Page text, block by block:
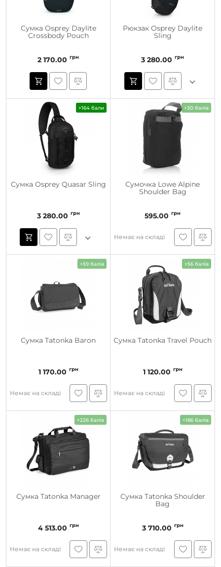
Сумка Osprey Daylite
Crossbody Pouch
2 170.00 грн
Рюкзак Osprey Daylite
Sling
3 280.00 грн
+164 бали
Сумка Osprey Quasar Sling
3 280.00 грн
+30 балів
Сумочка Lowe Alpine
Shoulder Bag
595.00 грн
Немає на складі
+59 балів
Сумка Tatonka Baron
1 170.00 грн
Немає на складі
+56 балів
Сумка Tatonka Travel Pouch
1 120.00 грн
Немає на складі
+226 балів
Сумка Tatonka Manager
4 513.00 грн
Немає на складі
+186 балів
Сумка Tatonka Shoulder
Bag
3 710.00 грн
Немає на складі